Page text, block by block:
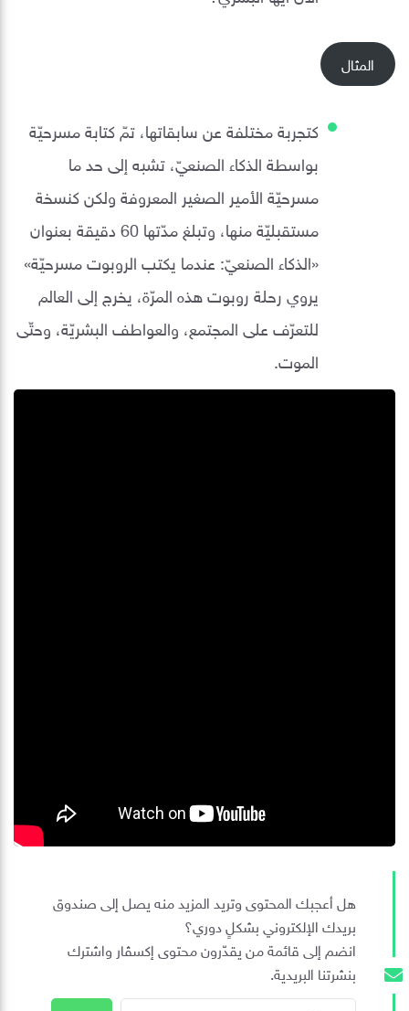
المثال
كتجربة مختلفة عن سابقاتها، تمّ كتابة مسرحيّة
بواسطة الذكاء الصنعيّ، تشبه إلى حد ما
مسرحيّة الأمير الصغير المعروفة ولكن كنسخة
مستقبليّة منها، وتبلغ مدّتها 60 دقيقة بعنوان
«الذكاء الصنعيّ: عندما يكتب الروبوت مسرحيّة»
يروي رحلة روبوت هذه المرّة، يخرج إلى العالم
للتعرّف على المجتمع، والعواطف البشريّة، وحتّى
الموت.
هل أعجبك المحتوى وتريد المزيد منه يصل إلى صندوق
بريدك الإلكتروني بشكلٍ دوري؟
انضم إلى قائمة من يقدّرون محتوى إكسڤار واشترك
بنشرتنا البريدية.